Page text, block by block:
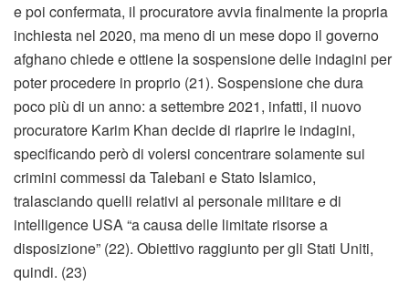
e poi confermata, il procuratore avvia finalmente la propria
inchiesta nel 2020, ma meno di un mese dopo il governo
afghano chiede e ottiene la sospensione delle indagini per
poter procedere in proprio (21). Sospensione che dura
poco più di un anno: a settembre 2021, infatti, il nuovo
procuratore Karim Khan decide di riaprire le indagini,
specificando però di volersi concentrare solamente sui
crimini commessi da Talebani e Stato Islamico,
tralasciando quelli relativi al personale militare e di
intelligence USA “a causa delle limitate risorse a
disposizione” (22). Obiettivo raggiunto per gli Stati Uniti,
quindi. (23)